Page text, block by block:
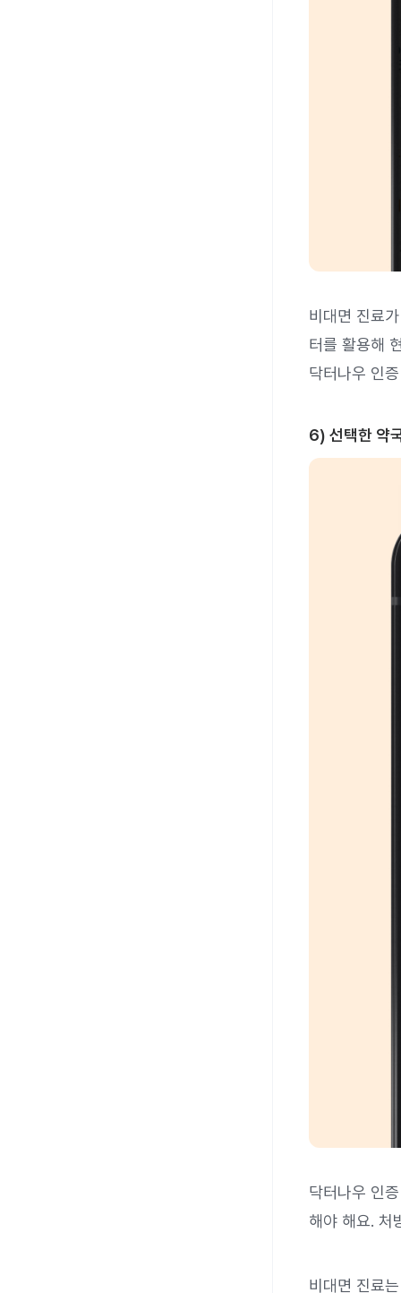
비대면 진료
터를 활용해
닥터나우 인
6) 선택한 약
닥터나우 인
해야 해요. 처
비대면 진료